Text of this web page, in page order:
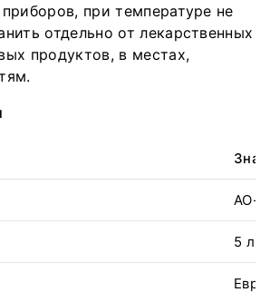
приборов, при температуре не
отдельно от лекарственных
продуктов, в местах,
АО-
5 л